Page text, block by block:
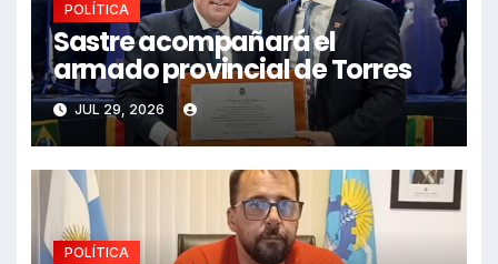
POLÍTICA
Sastre acompañará el
armado provincial de Torres
JUL 29, 2026
POLÍTICA